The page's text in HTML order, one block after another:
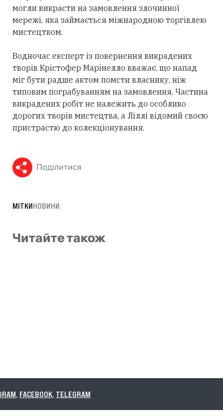
могли викрасти на замовлення злочинної
мережі, яка займається міжнародною торгівлею
мистецтвом.
Водночас експерт із повернення викрадених
творів Крістофер Марінелло вважає, що напад
міг бути радше актом помсти власнику, ніж
типовим пограбуванням на замовлення. Частина
викрадених робіт не належить до особливо
дорогих творів мистецтва, а Ліллі відомий своєю
пристрастю до колекціонування.
Поділитися
МІТКИНОВИНИ
Читайте також
TELEGRAM